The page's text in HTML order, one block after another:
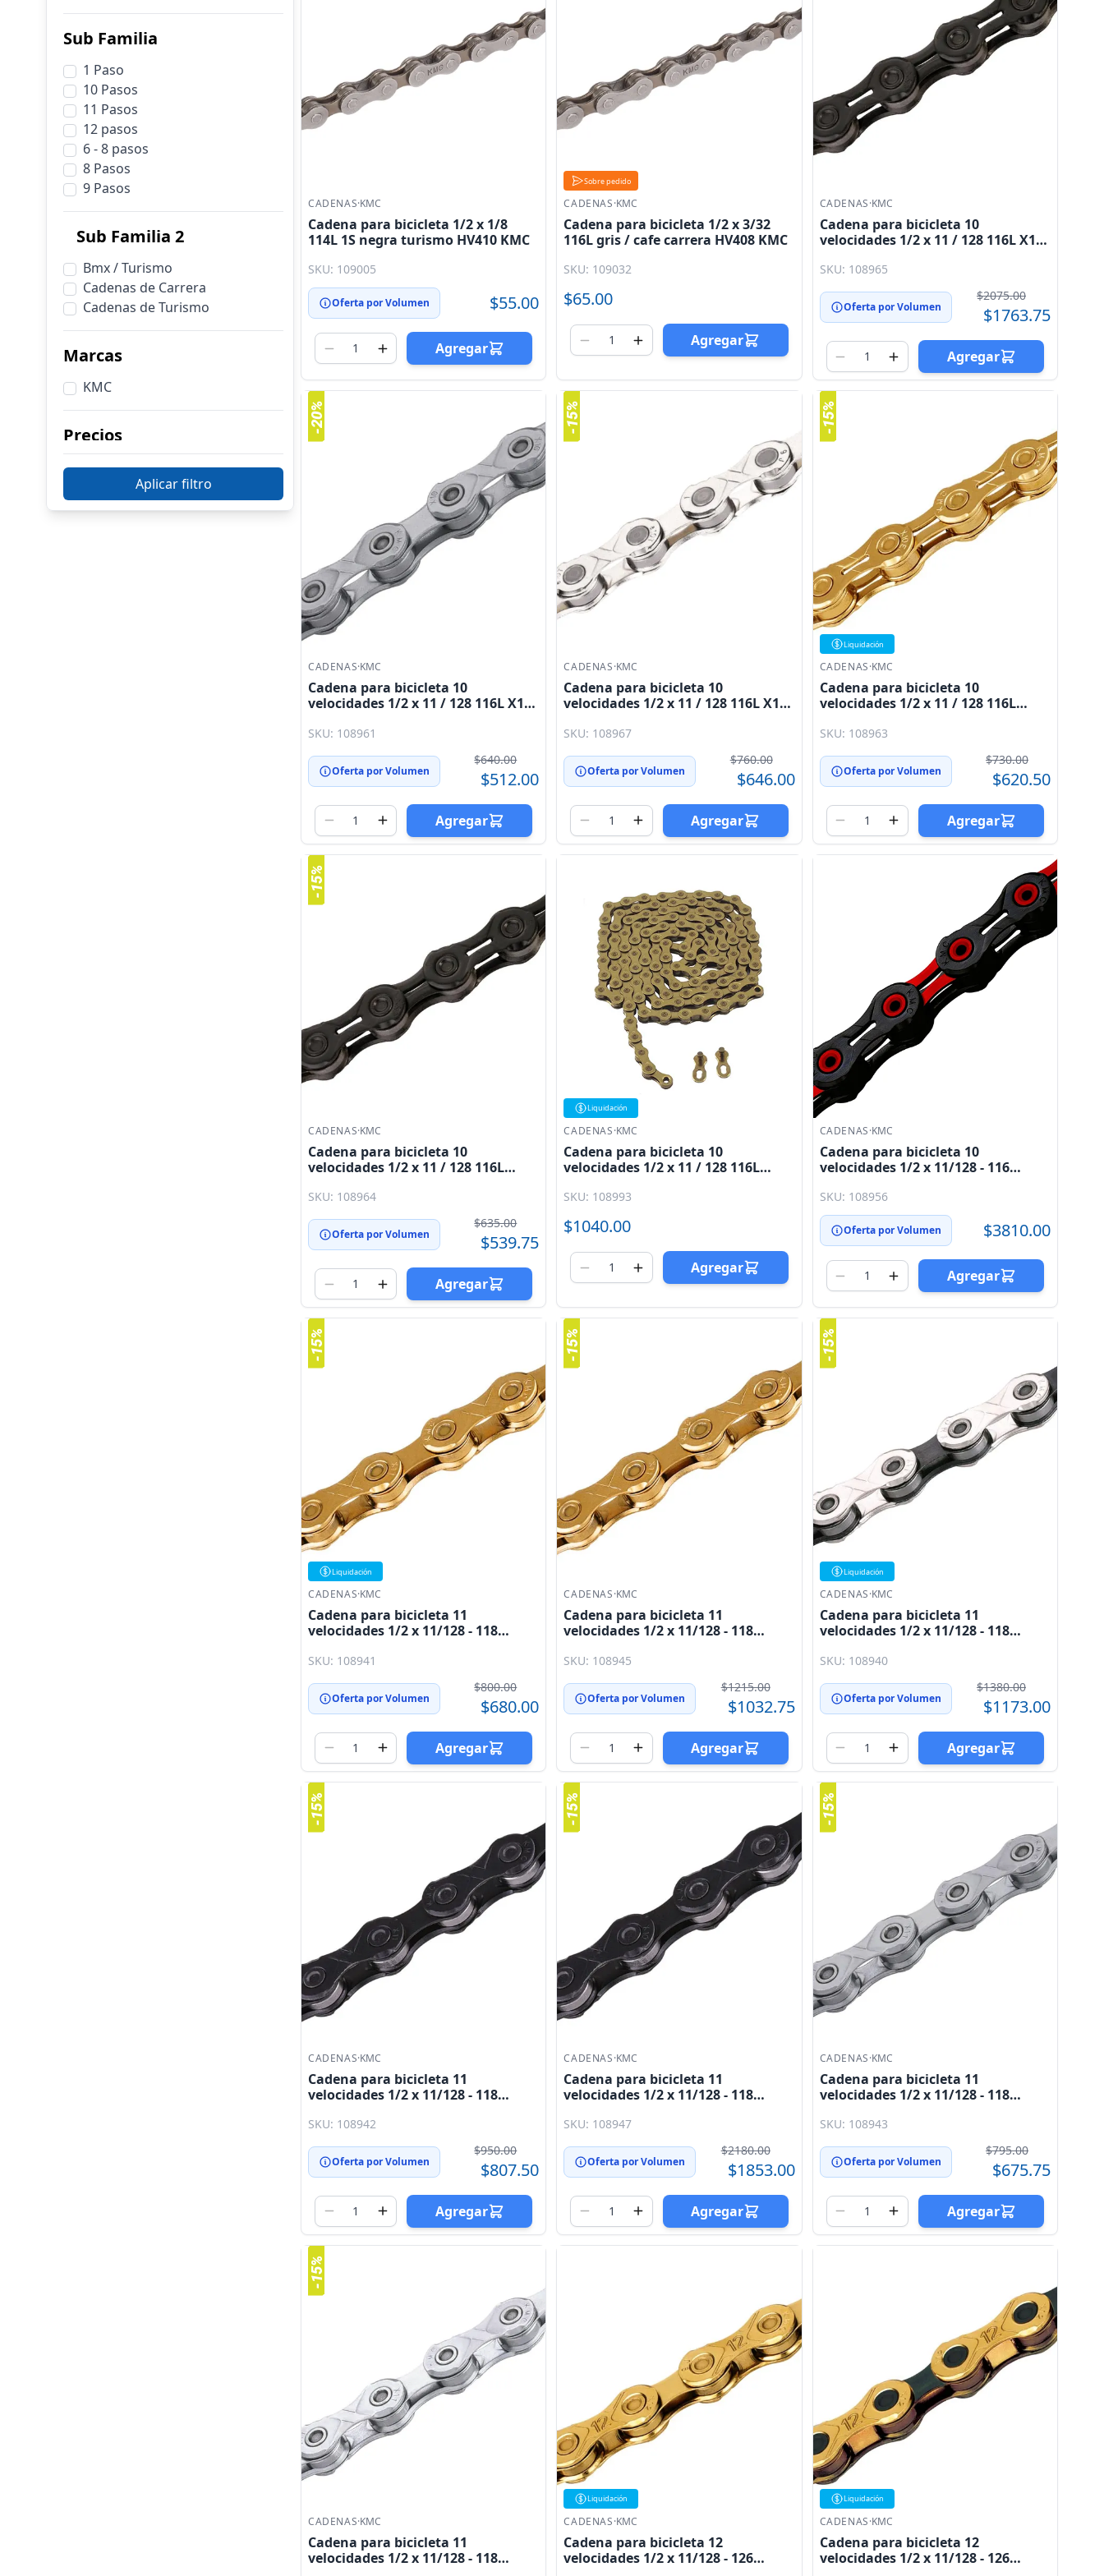
Sub Familia
1 Paso
10 Pasos
11 Pasos
12 pasos
6 - 8 pasos
8 Pasos
9 Pasos
Sub Familia 2
Bmx / Turismo
Cadenas de Carrera
Cadenas de Turismo
Marcas
KMC
Precios
$55 $3,810
Hasta $806
Aplicar filtro
CADENAS·KMC
Cadena para bicicleta 1/2 x 1/8
114L 1S negra turismo HV410 KMC
SKU: 109005
Oferta por Volumen $55.00
Agregar
Sobre pedido
CADENAS·KMC
Cadena para bicicleta 1/2 x 3/32
116L gris / cafe carrera HV408 KMC
SKU: 109032
$65.00
Agregar
CADENAS·KMC
Cadena para bicicleta 10
velocidades 1/2 x 11 / 128 116L X10
SKU: 108965
Oferta por Volumen
$2075.00
$1763.75
Agregar
CADENAS·KMC
Cadena para bicicleta 10
velocidades 1/2 x 11 / 128 116L X10
SKU: 108961
Oferta por Volumen
$640.00
$512.00
Agregar
CADENAS·KMC
Cadena para bicicleta 10
velocidades 1/2 x 11 / 128 116L X10
SKU: 108967
Oferta por Volumen
$760.00
$646.00
Agregar
Liquidación
CADENAS·KMC
Cadena para bicicleta 10
velocidades 1/2 x 11 / 128 116L
SKU: 108963
Oferta por Volumen
$730.00
$620.50
Agregar
CADENAS·KMC
Cadena para bicicleta 10
velocidades 1/2 x 11 / 128 116L
SKU: 108964
Oferta por Volumen
$635.00
$539.75
Agregar
Liquidación
CADENAS·KMC
Cadena para bicicleta 10
velocidades 1/2 x 11 / 128 116L
SKU: 108993
$1040.00
Agregar
CADENAS·KMC
Cadena para bicicleta 10
velocidades 1/2 x 11/128 - 116
SKU: 108956
Oferta por Volumen $3810.00
Agregar
Liquidación
CADENAS·KMC
Cadena para bicicleta 11
velocidades 1/2 x 11/128 - 118
SKU: 108941
Oferta por Volumen
$800.00
$680.00
Agregar
CADENAS·KMC
Cadena para bicicleta 11
velocidades 1/2 x 11/128 - 118
SKU: 108945
Oferta por Volumen
$1215.00
$1032.75
Agregar
Liquidación
CADENAS·KMC
Cadena para bicicleta 11
velocidades 1/2 x 11/128 - 118
SKU: 108940
Oferta por Volumen
$1380.00
$1173.00
Agregar
CADENAS·KMC
Cadena para bicicleta 11
velocidades 1/2 x 11/128 - 118
SKU: 108942
Oferta por Volumen
$950.00
$807.50
Agregar
CADENAS·KMC
Cadena para bicicleta 11
velocidades 1/2 x 11/128 - 118
SKU: 108947
Oferta por Volumen
$2180.00
$1853.00
Agregar
CADENAS·KMC
Cadena para bicicleta 11
velocidades 1/2 x 11/128 - 118
SKU: 108943
Oferta por Volumen
$795.00
$675.75
Agregar
CADENAS·KMC
Cadena para bicicleta 11
velocidades 1/2 x 11/128 - 118
Liquidación
CADENAS·KMC
Cadena para bicicleta 12
velocidades 1/2 x 11/128 - 126
Liquidación
CADENAS·KMC
Cadena para bicicleta 12
velocidades 1/2 x 11/128 - 126